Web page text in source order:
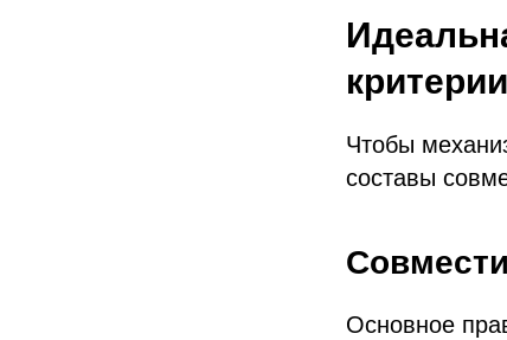
Чтобы
составы
Основное